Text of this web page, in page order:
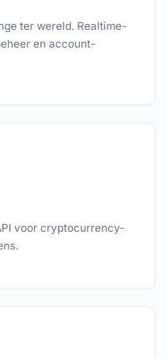
ter wereld. Realtime-
en account-
voor cryptocurrency-